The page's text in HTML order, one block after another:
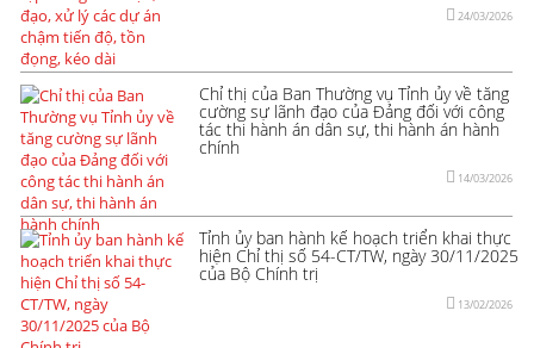
24/03/2026
Chỉ thị của Ban Thường vụ Tỉnh ủy về tăng
cường sự lãnh đạo của Đảng đối với công
tác thi hành án dân sự, thi hành án hành
chính
14/03/2026
Tỉnh ủy ban hành kế hoạch triển khai thực
hiện Chỉ thị số 54-CT/TW, ngày 30/11/2025
của Bộ Chính trị
13/02/2026